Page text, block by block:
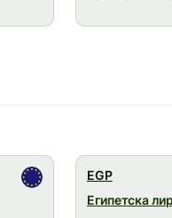
EGP
Египетска